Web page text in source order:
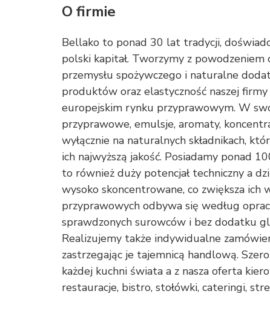
O firmie
Bellako to ponad 30 lat tradycji,
polski kapitał. Tworzymy z
przemysłu spożywczego i naturalne
produktów oraz elastyczność naszej
europejskim rynku przyprawowym. W
przyprawowe, emulsje, aromaty,
wyłącznie na naturalnych składnikach,
ich najwyższą jakość. Posiadamy ponad
to również duży potencjał techniczny a
wysoko skoncentrowane, co zwiększa ich
przyprawowych odbywa się według
sprawdzonych surowców i bez dodatku
Realizujemy także indywidualne
zastrzegając je tajemnicą handlową.
każdej kuchni świata a z nasza oferta
restauracje, bistro, stołówki, cateringi,